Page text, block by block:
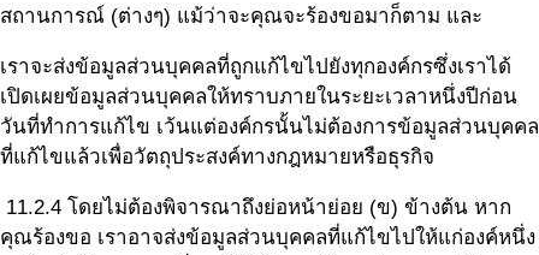
สถานการณ์ (ต่างๆ) แม้ว่าจะคุณจะร้องขอมาก็ตาม และ
เราจะส่งข้อมูลส่วนบุคคลที่ถูกแก้ไขไปยังทุกองค์กรซึ่งเราได้
เปิดเผยข้อมูลส่วนบุคคลให้ทราบภายในระยะเวลาหนึ่งปีก่อน
วันที่ทำการแก้ไข เว้นแต่องค์กรนั้นไม่ต้องการข้อมูลส่วนบุคคล
ที่แก้ไขแล้วเพื่อวัตถุประสงค์ทางกฎหมายหรือธุรกิจ
11.2.4 โดยไม่ต้องพิจารณาถึงย่อหน้าย่อย (ข) ข้างต้น หาก
คุณร้องขอ เราอาจส่งข้อมูลส่วนบุคคลที่แก้ไขไปให้แก่องค์หนึ่ง